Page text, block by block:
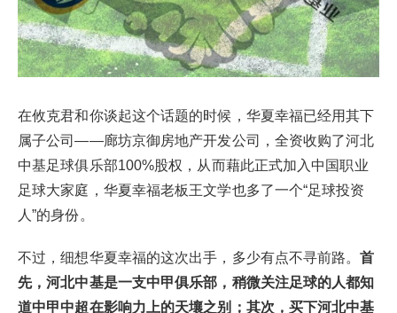
在攸克君和你谈起这个话题的时候，华夏幸福已经用其下
属子公司——廊坊京御房地产开发公司，全资收购了河北
中基足球俱乐部100%股权，从而藉此正式加入中国职业
足球大家庭，华夏幸福老板王文学也多了一个“足球投资
人”的身份。
不过，细想华夏幸福的这次出手，多少有点不寻前路。首
先，河北中基是一支中甲俱乐部，稍微关注足球的人都知
道中甲中超在影响力上的天壤之别；其次，买下河北中基